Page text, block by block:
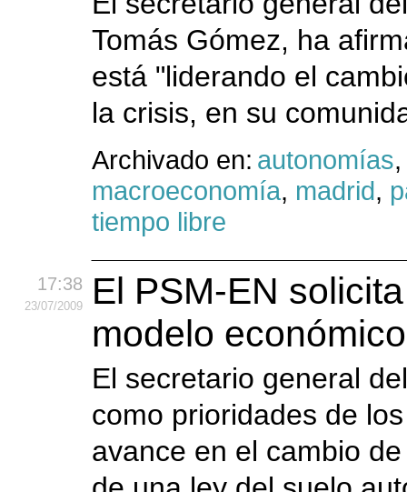
Tomás Gómez, ha
está "liderando el
la crisis, en su
Archivado en: autonomías
macroeconomía, madrid,
tiempo libre
17:38
23/07/2009
El PSM-EN
modelo
El secretario general
como prioridades de
avance en el cambio